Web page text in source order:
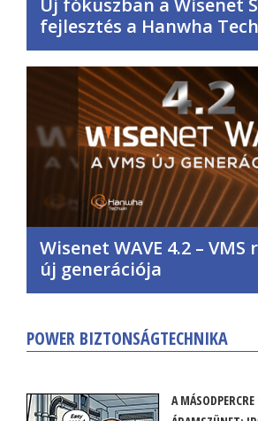
fejlesztés a Hanwha
Wisenet WAVE 4.2 –
új generációja
POWER BIZTONSÁGTECHNIKA
A